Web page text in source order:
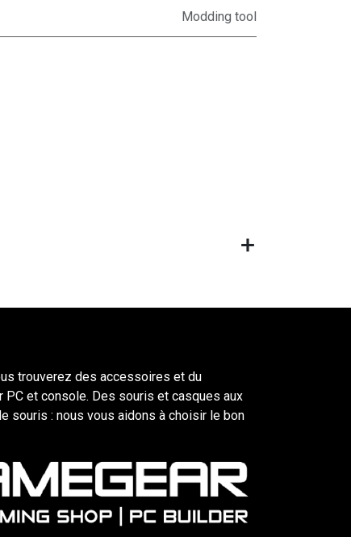
Modding tool
trouverez des accessoires et du
PC et console. Des souris et casques aux
souris : nous vous aidons à choisir le bon